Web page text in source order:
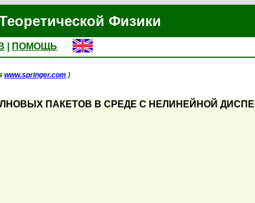
Физики
ПОМОЩЬ
www.springer.com )
ПАКЕТОВ В СРЕДЕ С НЕЛИНЕЙНОЙ